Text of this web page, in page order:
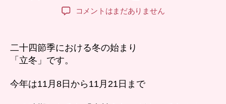
稿
日
二
節
季
（り
コメントはまだありません
二十四節季における冬の始まり
「立冬」です。
今年は11月8日から11月21日まで